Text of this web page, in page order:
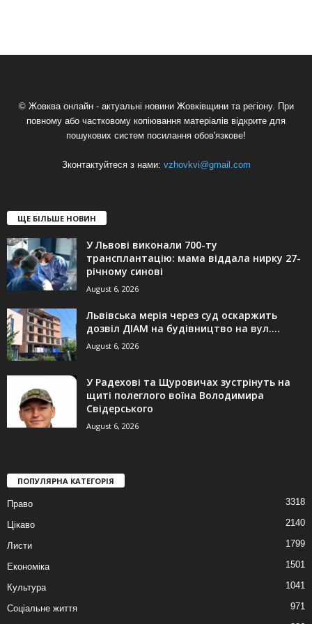
© Жовква онлайн - актуальні новини Жовківщини та регіону. При
повному або частковому копіювання матеріалів відкрите для
пошукових систем посилання обов'язкове!
Зконтактуйтеся з нами: vzhovkvi@gmail.com
ЩЕ БІЛЬШЕ НОВИН
У Львові виконали 700-ту
трансплантацію: мама віддала нирку 27-
річному синові
August 6, 2026
Львівська мерія через суд оскаржить
дозвіл ДІАМ на будівництво на вул....
August 6, 2026
У Радехові та Щуровичах зустрінуть на
щиті полеглого воїна Володимира
Свідерського
August 6, 2026
ПОПУЛЯРНА КАТЕГОРІЯ
Право 3318
Цікаво 2140
Листи 1799
Економіка 1501
Культура 1041
Соціальне життя 971